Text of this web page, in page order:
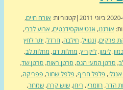
|קטגוריות:אורח חיים ,
,אנטיאוקסידנטים,ארוע לבבי ,
זנגוויל,חילבה,חרדל,יתר לחץ
,ליקריץ,מחלות דם ,מחלות לב
הגס ,סרטן ראות,סרטן שד,
חריף,פלפל שחור,פפריקה,
,ריחן,שוש קרח,שמחר,